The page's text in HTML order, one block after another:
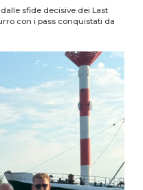
sfide decisive dei Last
con i pass conquistati da